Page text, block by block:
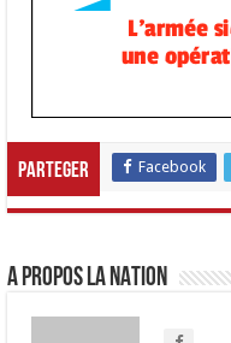
Parteger Facebook
A propos LA NATION